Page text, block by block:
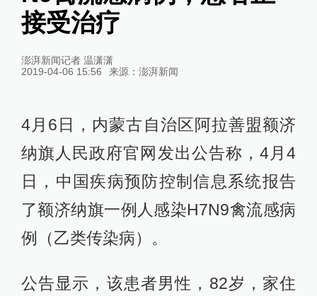
接受治疗
澎湃新闻记者 温潇潇
2019-04-06 15:56
来源： 澎湃新闻
4月6日，内蒙古自治区阿拉善盟额济
纳旗人民政府官网发出公告称，4月4
日，中国疾病预防控制信息系统报告
了额济纳旗一例人感染H7N9禽流感病
例（乙类传染病）。
公告显示，该患者男性，82岁，家住